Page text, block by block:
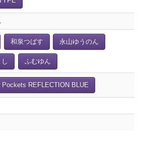
和泉つばす 永山ゆうのん
ふむゆん
Pockets REFLECTION BLUE